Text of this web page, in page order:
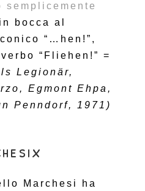
semplicemente
bocca al
“…hen!”,
“Fliehen!” =
Legionär,
Egmont Ehpa,
Penndorf, 1971)
Marchesi ha